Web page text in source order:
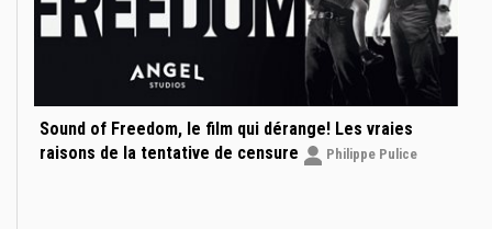
Sound of Freedom, le film qui dérange! Les vraies
raisons de la tentative de censure
Philippe Pulice